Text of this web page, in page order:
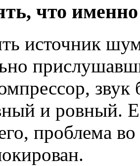
что
источник
звук
и ровный.
проблема